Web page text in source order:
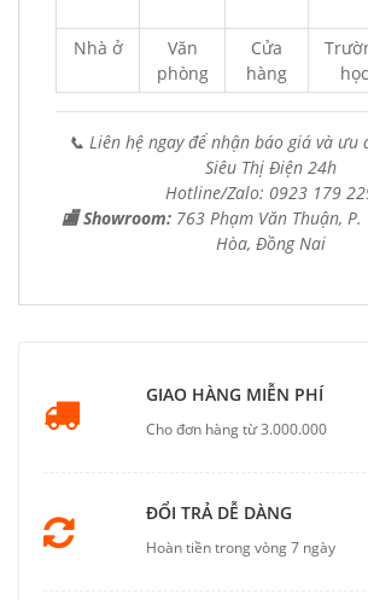
Nhà ở
Văn
phòng
Cửa
hàng
học
📞 Liên hệ ngay để nhận báo giá và
Siêu Thị Điện 24h
Hotline/Zalo: 0923 179
🏬 Showroom: 763 Phạm Văn Thuận,
Hòa, Đồng Nai
GIAO HÀNG MIỄN PHÍ
Cho đơn hàng từ 3.000.000
ĐỔI TRẢ DỄ DÀNG
Hoàn tiền trong vòng 7 ngày